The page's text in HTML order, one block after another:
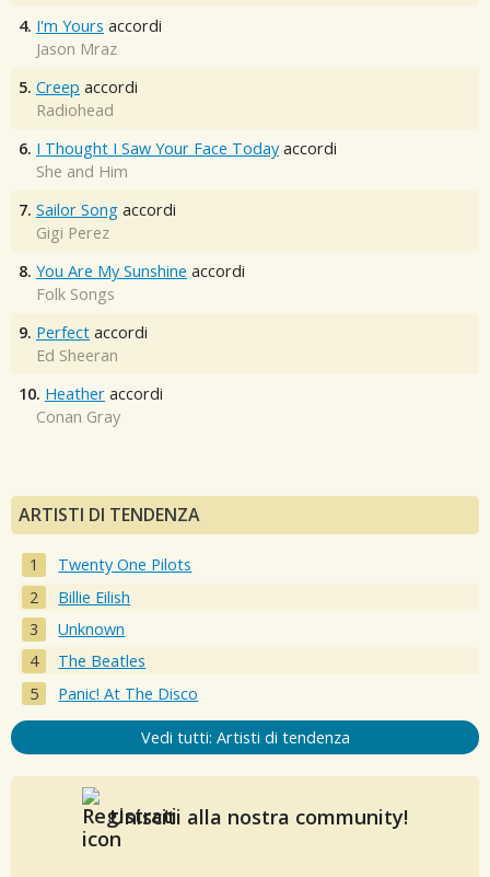
4. I'm Yours accordi
Jason Mraz
5. Creep accordi
Radiohead
6. I Thought I Saw Your Face Today accordi
She and Him
7. Sailor Song accordi
Gigi Perez
8. You Are My Sunshine accordi
Folk Songs
9. Perfect accordi
Ed Sheeran
10. Heather accordi
Conan Gray
ARTISTI DI TENDENZA
Twenty One Pilots
Billie Eilish
Unknown
The Beatles
Panic! At The Disco
Vedi tutti: Artisti di tendenza
Unisciti alla nostra community!